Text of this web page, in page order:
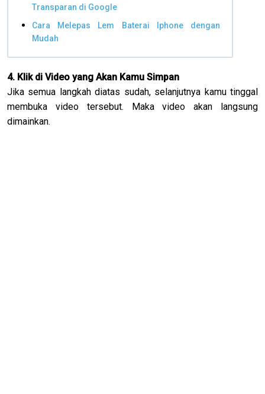
Transparan di Google
Cara Melepas Lem Baterai Iphone dengan
Mudah
4. Klik di Video yang Akan Kamu Simpan
Jika semua langkah diatas sudah, selanjutnya kamu tinggal
membuka video tersebut. Maka video akan langsung
dimainkan.